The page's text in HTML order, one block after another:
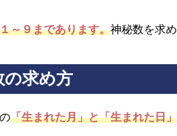
～９まであります。神秘数を求
の求め方
「生まれた月」と「生まれた日